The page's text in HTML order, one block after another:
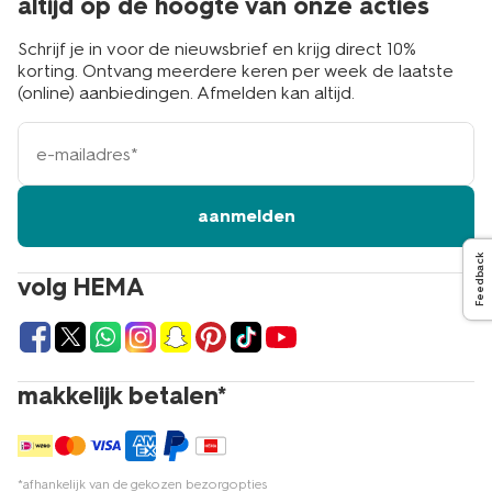
volg HEMA
makkelijk betalen*
*afhankelijk van de gekozen bezorgopties
altijd op de hoogte van onze acties
Schrijf je in voor de nieuwsbrief en krijg direct 10%
korting. Ontvang meerdere keren per week de laatste
(online) aanbiedingen. Afmelden kan altijd.
e-
mailadres
aanmelden
Feedback